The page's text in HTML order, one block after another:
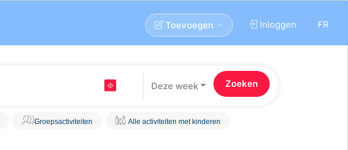
FR
Inloggen
Toevoegen
Deze week
Groepsactiviteiten Alle activiteiten met kinderen